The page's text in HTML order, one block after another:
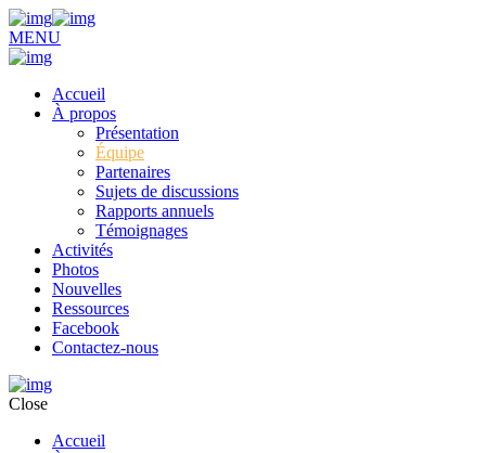
MENU
Accueil
À propos
Présentation
Équipe
Partenaires
Sujets de discussions
Rapports annuels
Témoignages
Activités
Photos
Nouvelles
Ressources
Facebook
Contactez-nous
Close
Accueil